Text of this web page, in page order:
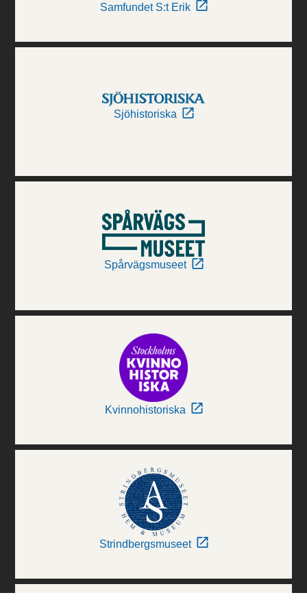
Samfundet S:t Erik
Sjöhistoriska
Spårvägsmuseet
Kvinnohistoriska
Strindbergsmuseet